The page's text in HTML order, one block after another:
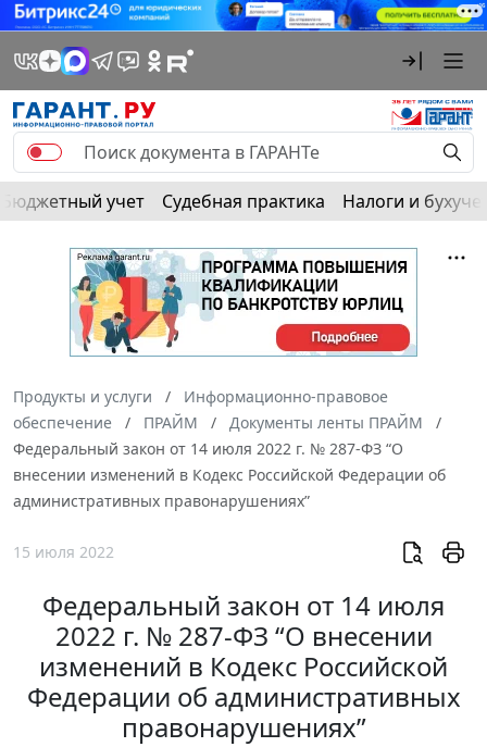
Бюджетный учет Судебная практика Налоги и
Продукты и услуги
Информационно-правовое
обеспечение
ПРАЙМ
Документы ленты ПРАЙМ
Федеральный закон от 14 июля 2022 г. № 287-ФЗ “О
внесении изменений в Кодекс Российской Федерации об
административных правонарушениях”
15 июля 2022
Федеральный закон от 14 июля
2022 г. № 287-ФЗ “О внесении
изменений в Кодекс Российской
Федерации об административных
правонарушениях”